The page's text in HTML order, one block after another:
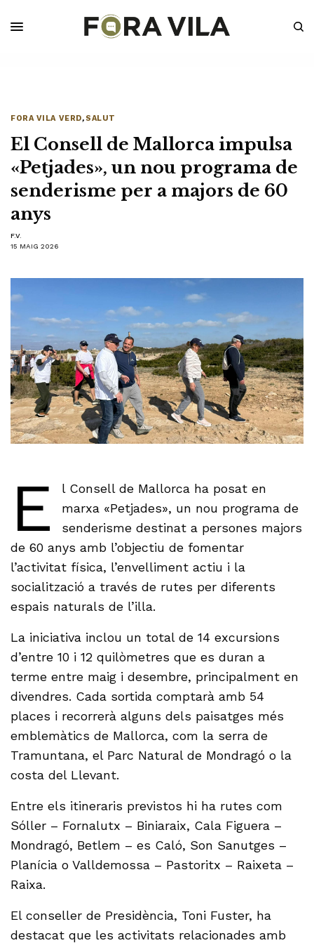
FORA VILA VERD,SALUT
El Consell de Mallorca impulsa
«Petjades», un nou programa de
senderisme per a majors de 60
anys
F.V.
15 MAIG 2026
E
l Consell de Mallorca ha posat en
marxa «Petjades», un nou programa de
senderisme destinat a persones majors
de 60 anys amb l’objectiu de fomentar
l’activitat física, l’envelliment actiu i la
socialització a través de rutes per diferents
espais naturals de l’illa.
La iniciativa inclou un total de 14 excursions
d’entre 10 i 12 quilòmetres que es duran a
terme entre maig i desembre, principalment en
divendres. Cada sortida comptarà amb 54
places i recorrerà alguns dels paisatges més
emblemàtics de Mallorca, com la serra de
Tramuntana, el Parc Natural de Mondragó o la
costa del Llevant.
Entre els itineraris previstos hi ha rutes com
Sóller – Fornalutx – Biniaraix, Cala Figuera –
Mondragó, Betlem – es Caló, Son Sanutges –
Planícia o Valldemossa – Pastoritx – Raixeta –
Raixa.
El conseller de Presidència, Toni Fuster, ha
destacat que les activitats relacionades amb